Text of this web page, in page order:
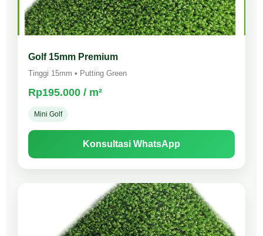
Golf 15mm Premium
Tinggi 15mm • Putting Green
Rp195.000 / m²
Mini Golf
Konsultasi WhatsApp